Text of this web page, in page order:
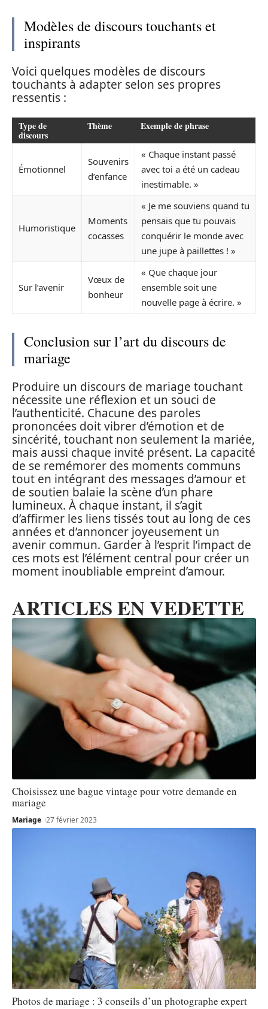
Modèles de discours touchants et
inspirants
Voici quelques modèles de discours
touchants à adapter selon ses propres
ressentis :
Type de
discours
Thème Exemple de phrase
Émotionnel
Souvenirs
d’enfance
« Chaque instant passé
avec toi a été un cadeau
inestimable. »
Humoristique
Moments
cocasses
« Je me souviens quand tu
pensais que tu pouvais
conquérir le monde avec
une jupe à paillettes ! »
Sur l’avenir
Vœux de
bonheur
« Que chaque jour
ensemble soit une
nouvelle page à écrire. »
Conclusion sur l’art du discours de
mariage
Produire un discours de mariage touchant
nécessite une réflexion et un souci de
l’authenticité. Chacune des paroles
prononcées doit vibrer d’émotion et de
sincérité, touchant non seulement la mariée,
mais aussi chaque invité présent. La capacité
de se remémorer des moments communs
tout en intégrant des messages d’amour et
de soutien balaie la scène d’un phare
lumineux. À chaque instant, il s’agit
d’affirmer les liens tissés tout au long de ces
années et d’annoncer joyeusement un
avenir commun. Garder à l’esprit l’impact de
ces mots est l’élément central pour créer un
moment inoubliable empreint d’amour.
ARTICLES EN VEDETTE
Choisissez une bague vintage pour votre demande en
mariage
Mariage 27 février 2023
Photos de mariage : 3 conseils d’un photographe expert